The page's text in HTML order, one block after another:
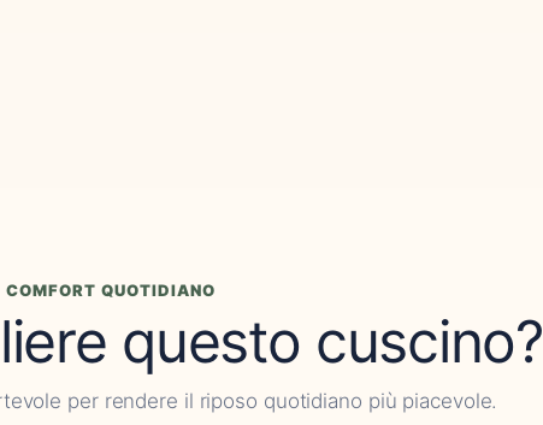
COMFORT QUOTIDIANO
questo cuscino?
per rendere il riposo quotidiano più piacevole.